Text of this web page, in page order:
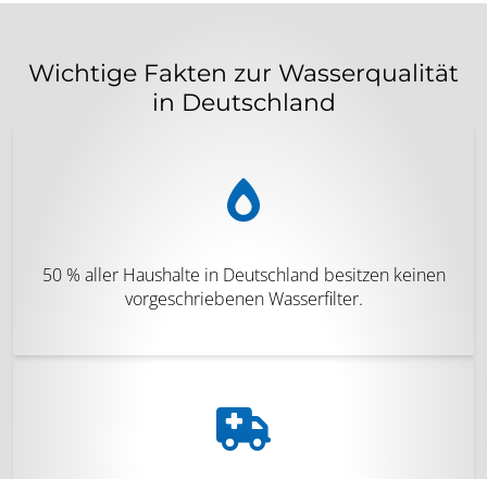
Wichtige Fakten zur Wasserqualität
in Deutschland
50 % aller Haushalte in Deutschland besitzen keinen
vorgeschriebenen Wasserfilter.